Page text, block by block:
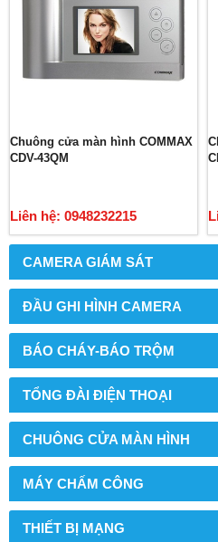
CAMERA GIÁM SÁT
ĐẦU GHI HÌNH CAMERA
BÁO CHÁY-BÁO TRỘM
TỔNG ĐÀI ĐIỆN THOẠI
CHUÔNG CỬA MÀN HÌNH
MÁY CHẤM CÔNG
THIẾT BỊ MẠNG
Chuông cửa màn hình COMMAX
CDV-43QM
Liên hệ: 0948232215